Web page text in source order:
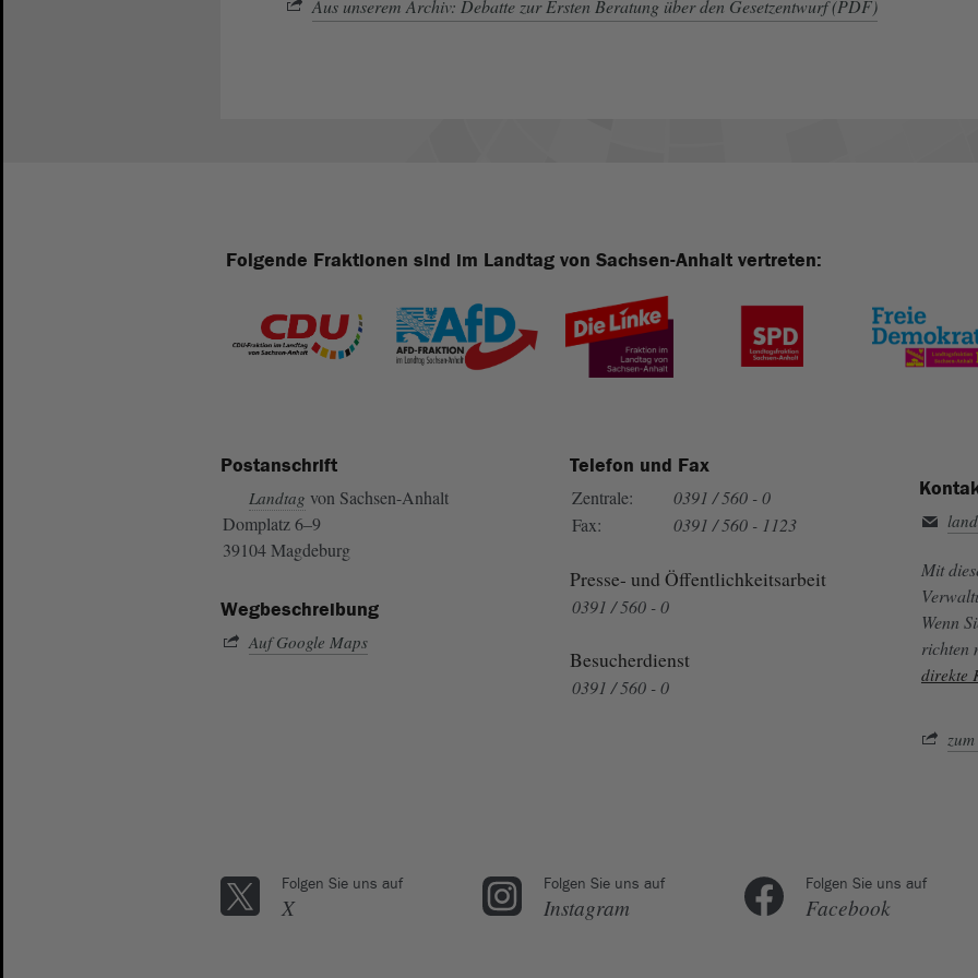
Aus unserem Archiv: Debatte zur Ersten Beratung über den Gesetzentwurf (PDF)
Folgende Fraktionen sind im Landtag von Sachsen-Anhalt vertreten:
Postanschrift
Landtag von Sachsen-Anhalt
Domplatz 6–9
39104 Magdeburg
Wegbeschreibung
Auf Google Maps
Telefon und Fax
Zentrale:
0391 / 560 - 0
Fax:
0391 / 560 - 1123
Presse- und Öffentlichkeitsarbeit
0391 / 560 - 0
Besucherdienst
0391 / 560 - 0
Mit
Wenn
richten
direkte
Folgen Sie uns auf
X
Folgen Sie uns auf
Instagram
Folgen Sie uns auf
Facebook